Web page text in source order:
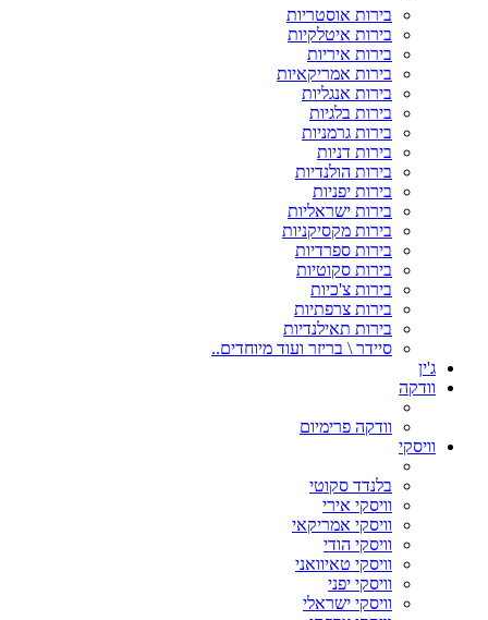
בירות אוסטריות
בירות איטלקיות
בירות איריות
בירות אמריקאיות
בירות אנגליות
בירות בלגיות
בירות גרמניות
בירות דניות
בירות הולנדיות
בירות יפניות
בירות ישראליות
בירות מקסיקניות
בירות ספרדיות
בירות סקוטיות
בירות צ'כיות
בירות צרפתיות
בירות תאילנדיות
סיידר \ בריזר ועוד מיוחדים..
ג'ין
וודקה
וודקה פרימיום
וויסקי
בלנדד סקוטי
וויסקי אירי
וויסקי אמריקאי
וויסקי הודי
וויסקי טאיוואני
וויסקי יפני
וויסקי ישראלי